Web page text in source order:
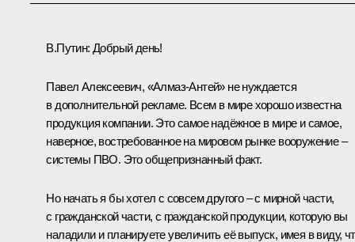
В.Путин: Добрый день!
Павел Алексеевич, «Алмаз-Антей» не нуждается
в дополнительной рекламе. Всем в мире хорошо известна
продукция компании. Это самое надёжное в мире и самое,
наверное, востребованное на мировом рынке вооружение –
системы ПВО. Это общепризнанный факт.
Но начать я бы хотел с совсем другого – с мирной части,
с гражданской части, с гражданской продукции, которую вы
наладили и планируете увеличить её выпуск, имея в виду,